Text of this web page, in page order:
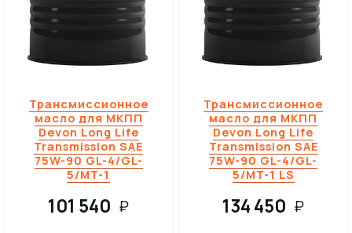
Трансмиссионное
масло для МКПП
Devon Long Life
Transmission SAE
75W-90 GL-4/GL-
5/MT-1
101 540 ₽
Трансмиссионное
масло для МКПП
Devon Long Life
Transmission SAE
75W-90 GL-4/GL-
5/MT-1 LS
134 450 ₽